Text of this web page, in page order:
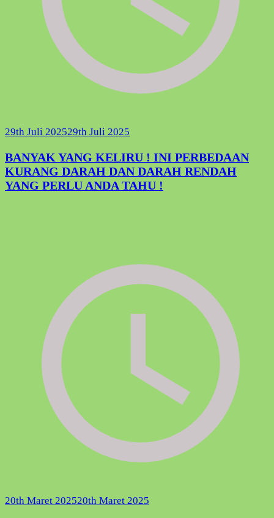
29th Juli 202529th Juli 2025
BANYAK YANG KELIRU ! INI PERBEDAAN
KURANG DARAH DAN DARAH RENDAH
YANG PERLU ANDA TAHU !
20th Maret 202520th Maret 2025